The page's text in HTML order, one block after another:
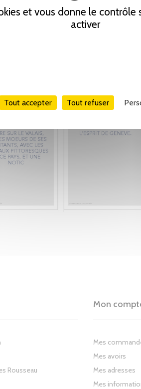
et vous donne le contrôle
activer
Tout accepter Tout refuser
Rousseau
Mon
Mes
Mes avoirs
Mes adresses
Mes